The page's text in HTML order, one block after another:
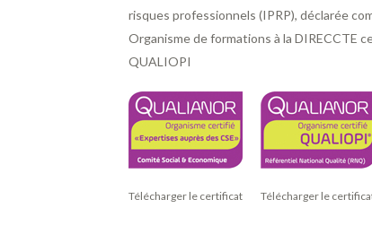
risques professionnels (IPRP), déclarée
Organisme de formations à la DIRECCTE
QUALIOPI
Télécharger le certificat Télécharger le